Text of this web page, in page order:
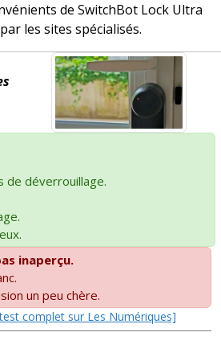
de SwitchBot Lock Ultra
les sites spécialisés.
de déverrouillage.
inaperçu.
un peu chère.
complet sur Les Numériques]